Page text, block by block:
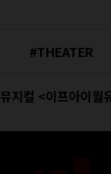
#THEATER
뮤지컬 <이프아이월